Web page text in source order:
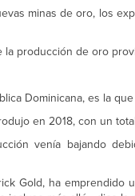
minas de oro, los
la producción de oro
Dominicana, es la
en 2018, con un
venía bajando
Gold, ha